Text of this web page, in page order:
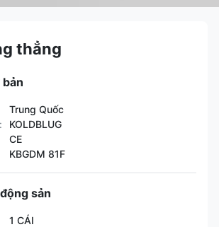
thẳng
Trung Quốc
KOLDBLUG
CE
KBGDM 81F
sản
1 CÁI